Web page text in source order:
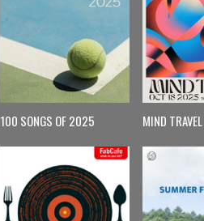
100 SONGS OF 2025 MIND TRAVEL